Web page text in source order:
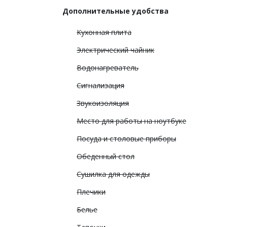
Дополнительные удобства
Кухонная плита
Электрический чайник
Водонагреватель
Сигнализация
Звукоизоляция
Место для работы на ноутбуке
Посуда и столовые приборы
Обеденный стол
Сушилка для одежды
Плечики
Белье